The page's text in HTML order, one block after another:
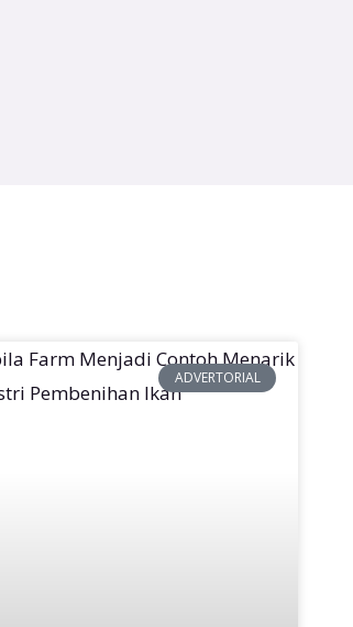
ADVERTORIAL